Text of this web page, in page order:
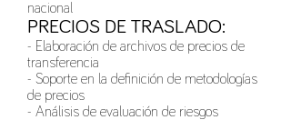
nacional
PRECIOS DE TRASLADO:
- Elaboración de archivos de precios de
transferencia
- Soporte en la definición de metodologías
de precios
- Análisis de evaluación de riesgos